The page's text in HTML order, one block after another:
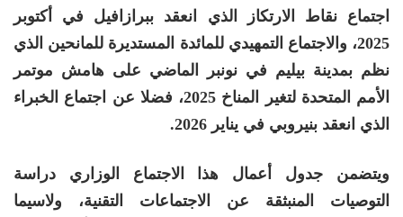
اجتماع نقاط الارتكاز الذي انعقد ببرازافيل في أكتوبر
2025، والاجتماع التمهيدي للمائدة المستديرة للمانحين الذي
نظم بمدينة بيليم في نونبر الماضي على هامش موتمر
الأمم المتحدة لتغير المناخ 2025، فضلا عن اجتماع الخبراء
الذي انعقد بنيروبي في يناير 2026.
ويتضمن جدول أعمال هذا الاجتماع الوزاري دراسة
التوصيات المنبثقة عن الاجتماعات التقنية، ولاسيما